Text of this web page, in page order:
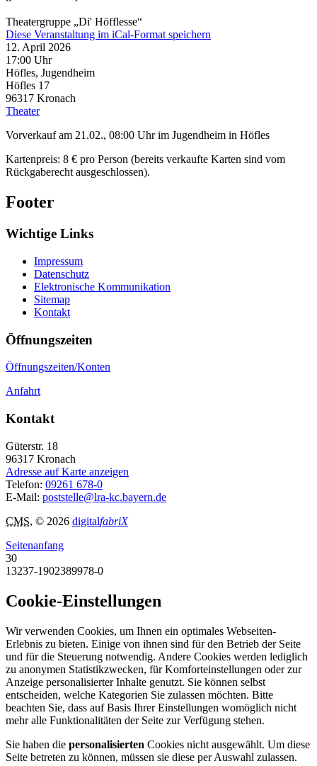
Theatergruppe „Di' Höfflesse“
Diese Veranstaltung im iCal-Format speichern
12. April 2026
17:00 Uhr
Höfles, Jugendheim
Höfles 17
96317 Kronach
Theater
Vorverkauf am 21.02., 08:00 Uhr im Jugendheim in Höfles
Kartenpreis: 8 € pro Person (bereits verkaufte Karten sind vom
Rückgaberecht ausgeschlossen).
Footer
Wichtige Links
Impressum
Datenschutz
Elektronische Kommunikation
Sitemap
Kontakt
Öffnungszeiten
Öffnungszeiten/Konten
Anfahrt
Kontakt
Güterstr. 18
96317 Kronach
Adresse auf Karte anzeigen
Telefon: 09261 678-0
E-Mail: poststelle@lra-kc.bayern.de
CMS, © 2026 digitalfabriX
Seitenanfang
30
13237-1902389978-0
Cookie-Einstellungen
Wir verwenden Cookies, um Ihnen ein optimales Webseiten-
Erlebnis zu bieten. Einige von ihnen sind für den Betrieb der Seite
und für die Steuerung notwendig. Andere Cookies werden lediglich
zu anonymen Statistikzwecken, für Komforteinstellungen oder zur
Anzeige personalisierter Inhalte genutzt. Sie können selbst
entscheiden, welche Kategorien Sie zulassen möchten. Bitte
beachten Sie, dass auf Basis Ihrer Einstellungen womöglich nicht
mehr alle Funktionalitäten der Seite zur Verfügung stehen.
Sie haben die personalisierten Cookies nicht ausgewählt. Um diese
Seite betreten zu können, müssen sie diese per Auswahl zulassen.